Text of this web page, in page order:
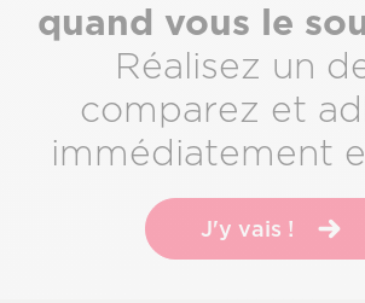
quand vous le
Réalisez un
comparez et
immédiatement
J'y vais !